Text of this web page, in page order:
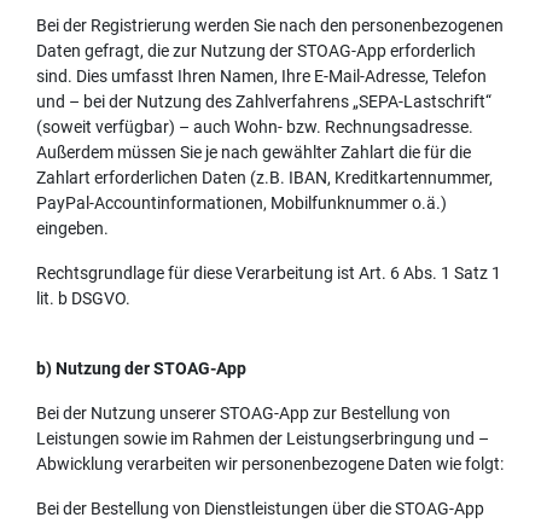
Bei der Registrierung werden Sie nach den personenbezogenen
Daten gefragt, die zur Nutzung der STOAG-App erforderlich
sind. Dies umfasst Ihren Namen, Ihre E-Mail-Adresse, Telefon
und – bei der Nutzung des Zahlverfahrens „SEPA-Lastschrift“
(soweit verfügbar) – auch Wohn- bzw. Rechnungsadresse.
Außerdem müssen Sie je nach gewählter Zahlart die für die
Zahlart erforderlichen Daten (z.B. IBAN, Kreditkartennummer,
PayPal-Accountinformationen, Mobilfunknummer o.ä.)
eingeben.
Rechtsgrundlage für diese Verarbeitung ist Art. 6 Abs. 1 Satz 1
lit. b DSGVO.
b) Nutzung der STOAG-App
Bei der Nutzung unserer STOAG-App zur Bestellung von
Leistungen sowie im Rahmen der Leistungserbringung und –
Abwicklung verarbeiten wir personenbezogene Daten wie folgt:
Bei der Bestellung von Dienstleistungen über die STOAG-App